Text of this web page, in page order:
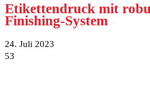
Etikettendruck mit
Finishing-System
24. Juli 2023
53